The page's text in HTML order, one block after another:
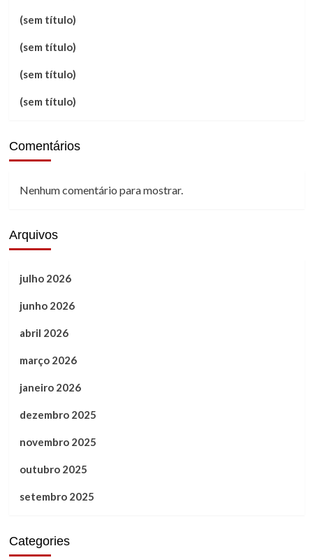
(sem título)
(sem título)
(sem título)
(sem título)
Comentários
Nenhum comentário para mostrar.
Arquivos
julho 2026
junho 2026
abril 2026
março 2026
janeiro 2026
dezembro 2025
novembro 2025
outubro 2025
setembro 2025
Categories